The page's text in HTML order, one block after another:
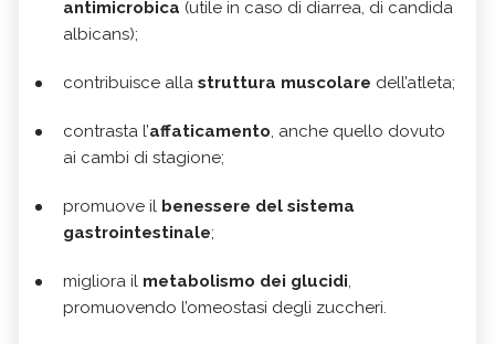
antimicrobica (utile in caso di diarrea, di candida
albicans);
contribuisce alla struttura muscolare dell’atleta;
contrasta l’affaticamento, anche quello dovuto
ai cambi di stagione;
promuove il benessere del sistema
gastrointestinale;
migliora il metabolismo dei glucidi,
promuovendo l’omeostasi degli zuccheri.